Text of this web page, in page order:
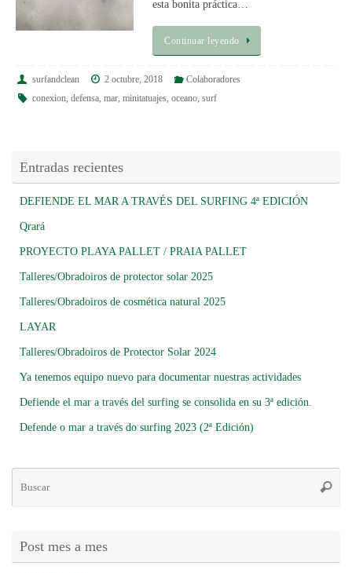
esta bonita práctica…
Continuar leyendo
surfandclean 2 octubre, 2018
Colaboradores
conexion, defensa, mar, minitatuajes, oceano, surf
Entradas recientes
DEFIENDE EL MAR A TRAVÉS DEL SURFING 4ª EDICIÓN
Qrará
PROYECTO PLAYA PALLET / PRAIA PALLET
Talleres/Obradoiros de protector solar 2025
Talleres/Obradoiros de cosmética natural 2025
LAYAR
Talleres/Obradoiros de Protector Solar 2024
Ya tenemos equipo nuevo para documentar nuestras actividades
Defiende el mar a través del surfing se consolida en su 3ª edición.
Defende o mar a través do surfing 2023 (2ª Edición)
Post mes a mes